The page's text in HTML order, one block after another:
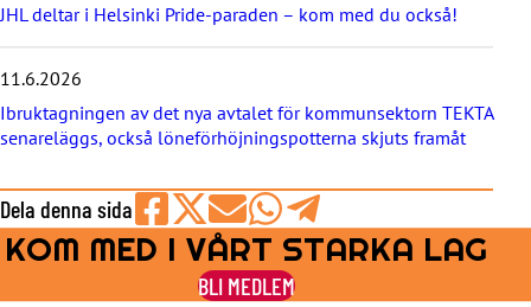
n
a
JHL deltar i Helsinki Pride-paraden – kom med du också!
11.6.2026
Ibruktagningen av det nya avtalet för kommunsektorn TEKTA
senareläggs, också löneförhöjningspotterna skjuts framåt
Dela denna sida
Share
on
Facebook
Share
on
Share
by
E-
Share
on
WhatsApp
Share
on
Telegram
KOM MED I VÅRT STARKA LAG
BLI MEDLEM